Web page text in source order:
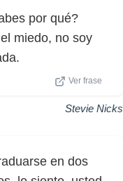
por qué?
miedo, no soy
Ver frase
Stevie Nicks
en dos